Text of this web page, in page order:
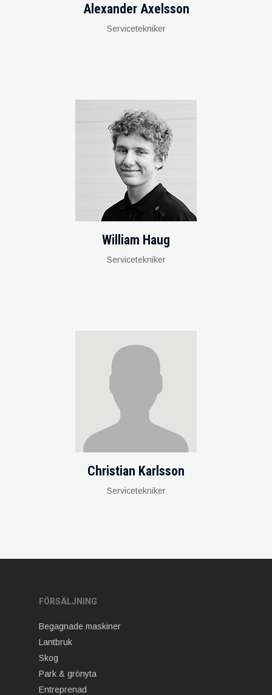
Alexander Axelsson
Servicetekniker
William Haug
Servicetekniker
Christian Karlsson
Servicetekniker
FÖRSÄLJNING
Begagnade maskiner
Lantbruk
Skog
Park & grönyta
Entreprenad